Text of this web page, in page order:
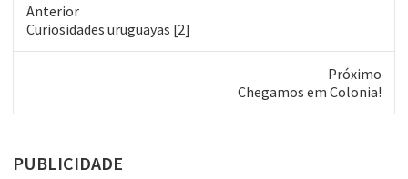
Anterior
Post
Curiosidades uruguayas [2]
Próximo
Chegamos em Colonia!
PUBLICIDADE